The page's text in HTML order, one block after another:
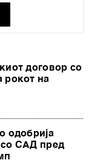
договор со
рокот на
одобрија
со САД пред